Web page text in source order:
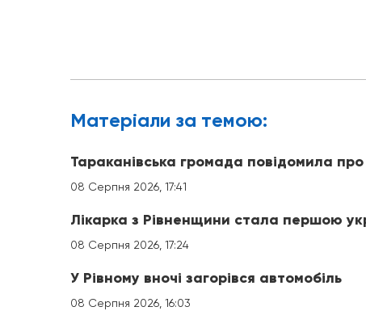
Матерiали за темою:
Тараканівська громада повідомила
08 Серпня 2026, 17:41
Лікарка з Рівненщини стала першою
08 Серпня 2026, 17:24
У Рівному вночі загорівся автомобіль
08 Серпня 2026, 16:03